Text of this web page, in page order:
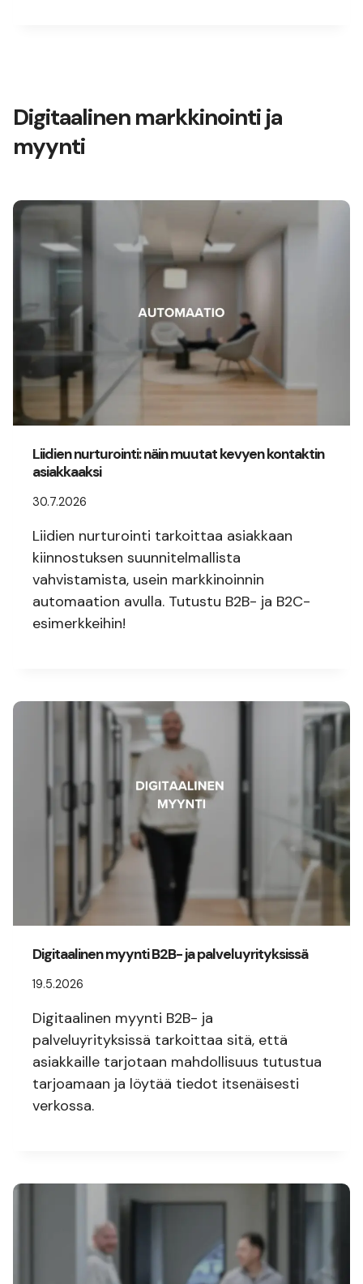
Digitaalinen markkinointi ja
myynti
Liidien nurturointi: näin muutat kevyen kontaktin
asiakkaaksi
30.7.2026
Liidien nurturointi tarkoittaa asiakkaan
kiinnostuksen suunnitelmallista
vahvistamista, usein markkinoinnin
automaation avulla. Tutustu B2B- ja B2C-
esimerkkeihin!
Digitaalinen myynti B2B- ja palveluyrityksissä
19.5.2026
Digitaalinen myynti B2B- ja
palveluyrityksissä tarkoittaa sitä, että
asiakkaille tarjotaan mahdollisuus tutustua
tarjoamaan ja löytää tiedot itsenäisesti
verkossa.